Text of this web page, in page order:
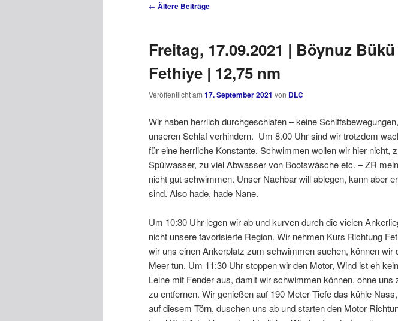
Beitragsnavigation
← Ältere Beiträge
Freitag, 17.09.2021 | Böynuz
Fethiye | 12,75 nm
Veröffentlicht am 17. September 2021 von DLC
Wir haben herrlich durchgeschlafen – keine
unseren Schlaf verhindern. Um 8.00 Uhr sind wir trotzdem
für eine herrliche Konstante. Schwimmen wollen wir hier nicht,
Spülwasser, zu viel Abwasser von Bootswäsche etc. – ZR
nicht gut schwimmen. Unser Nachbar will ablegen, kann aber
sind. Also hade, hade Nane.
Um 10:30 Uhr legen wir ab und kurven durch die vielen
nicht unsere favorisierte Region. Wir nehmen Kurs Richtung
wir uns einen Ankerplatz zum schwimmen suchen, können wir
Meer tun. Um 11:30 Uhr stoppen wir den Motor, Wind ist eh
Leine mit Fender aus, damit wir schwimmen können, ohne uns
zu entfernen. Wir genießen auf 190 Meter Tiefe das kühle
auf diesem Törn, duschen uns ab und starten den Motor